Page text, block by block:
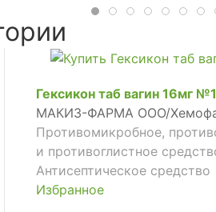
Гексикон таб вагин 16мг
МАКИЗ-ФАРМА ООО/
Противомикробное,
и противоглистное
Антисептическое средство
Избранное